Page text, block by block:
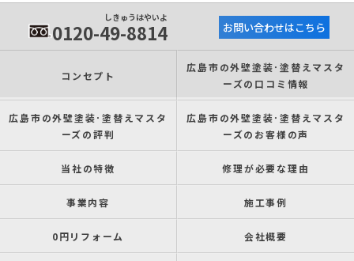
しきゅうはやいよ
0120-49-8814 お問い合わせはこちら
コンセプト
広島市の外壁塗装･塗替えマスタ
ーズの口コミ情報
広島市の外壁塗装･塗替えマスタ
ーズの評判
広島市の外壁塗装･塗替えマスタ
ーズのお客様の声
当社の特徴 修理が必要な理由
事業内容 施工事例
0円リフォーム 会社概要